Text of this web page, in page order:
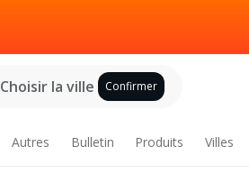
Choisir la ville Confirmer
Autres Bulletin Produits Villes